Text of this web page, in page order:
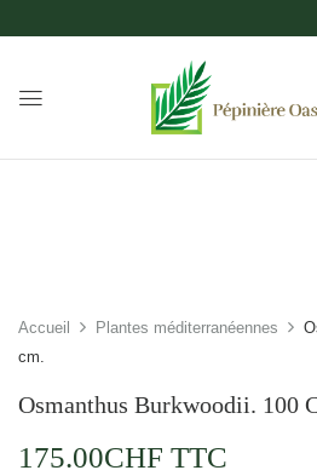
Accueil Plantes méditerranéennes
cm.
Osmanthus Burkwoodii. 100
175.00CHF TTC